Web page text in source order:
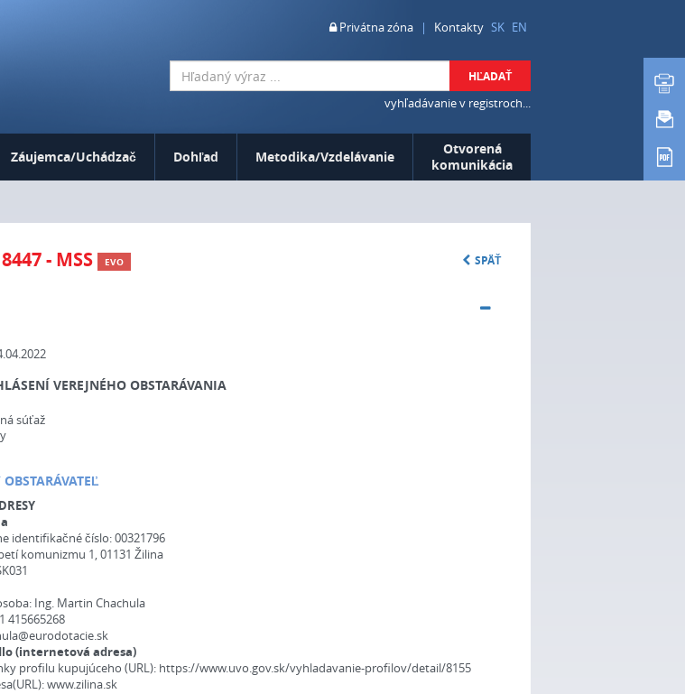
Privátna zóna | Kontakty SK EN
HĽADAŤ
vyhľadávanie v registroch...
Záujemca/Uchádzač Dohľad Metodika/Vzdelávanie
Otvorená
komunikácia
SPÄŤ
- MSS EVO
VEREJNÉHO OBSTARÁVANIA
súťaž
identifikačné číslo:00321796
komunizmu 1, 01131 Žilina
Ing. Martin Chachula
415665268
(internetová adresa)
profilu kupujúceho (URL): https://www.uvo.gov.sk/vyhladavanie-profilov/detail/8155
www.zilina.sk